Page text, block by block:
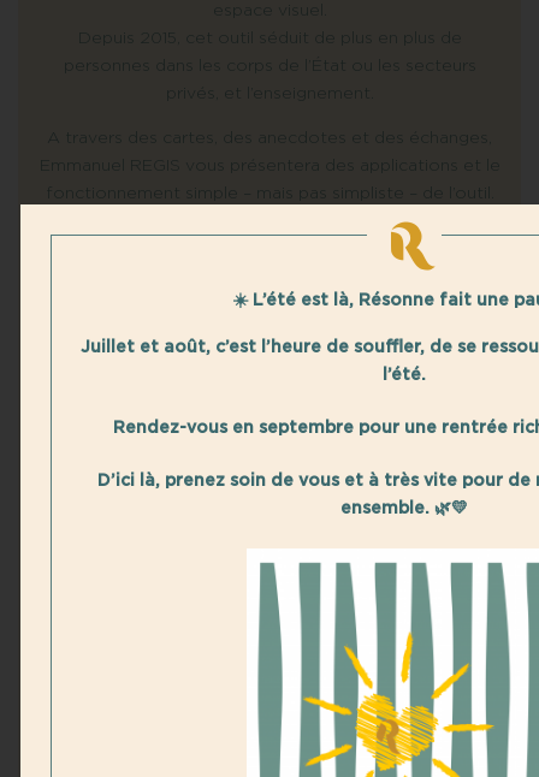
espace visuel.
Depuis 2015, cet outil séduit de plus en plus de
personnes dans les corps de l’État ou les secteurs
privés, et l’enseignement.
A travers des cartes, des anecdotes et des échanges,
Emmanuel REGIS vous présentera des applications et le
fonctionnement simple – mais pas simpliste – de l’outil.
Il expliquera également l’axe principal de la carte
mentale : les bienfaits pour le fonctionnement du
https://us02web.zoom.us/j/5882096043?
pwd=d1BjV0ZWZ0ozTUhTRGpkMmVZZmo0UT09
ID de réunion : 588 209 6043
Code secret : 451492
☀️ L’été est là, Résonne fait une
Juillet et août, c’est l’heure de souffler, de se
l’été.
Rendez-vous en septembre pour une rentrée
D’ici là, prenez soin de vous et à très vite pour
ensemble. 🌿💛